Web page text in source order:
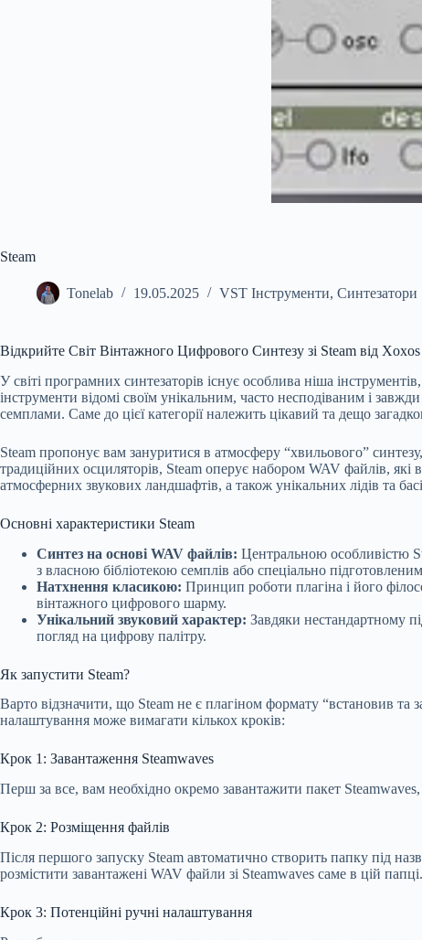
Steam
Tonelab 19.05.2025 VST Інструменти, Синтезатори
Відкрийте Світ Вінтажного Цифрового Синтезу зі Steam від Xoxos
У світі програмних синтезаторів існує особлива ніша
інструменти відомі своїм унікальним, часто несподіваним і
семплами. Саме до цієї категорії належить цікавий та дещо
Steam пропонує вам зануритися в атмосферу “хвильового”
традиційних осциляторів, Steam оперує набором WAV файлів, які
атмосферних звукових ландшафтів, а також унікальних лідів та
Основні характеристики Steam
Синтез на основі WAV файлів: Центральною особливістю
з власною бібліотекою семплів або спеціально
Натхнення класикою: Принцип роботи плагіна і його
вінтажного цифрового шарму.
Унікальний звуковий характер: Завдяки нестандартному
погляд на цифрову палітру.
Як запустити Steam?
Варто відзначити, що Steam не є плагіном формату “встановив та
налаштування може вимагати кількох кроків:
Крок 1: Завантаження Steamwaves
Перш за все, вам необхідно окремо завантажити пакет
Крок 2: Розміщення файлів
Після першого запуску Steam автоматично створить папку під
розмістити завантажені WAV файли зі Steamwaves саме в цій папці.
Крок 3: Потенційні ручні налаштування